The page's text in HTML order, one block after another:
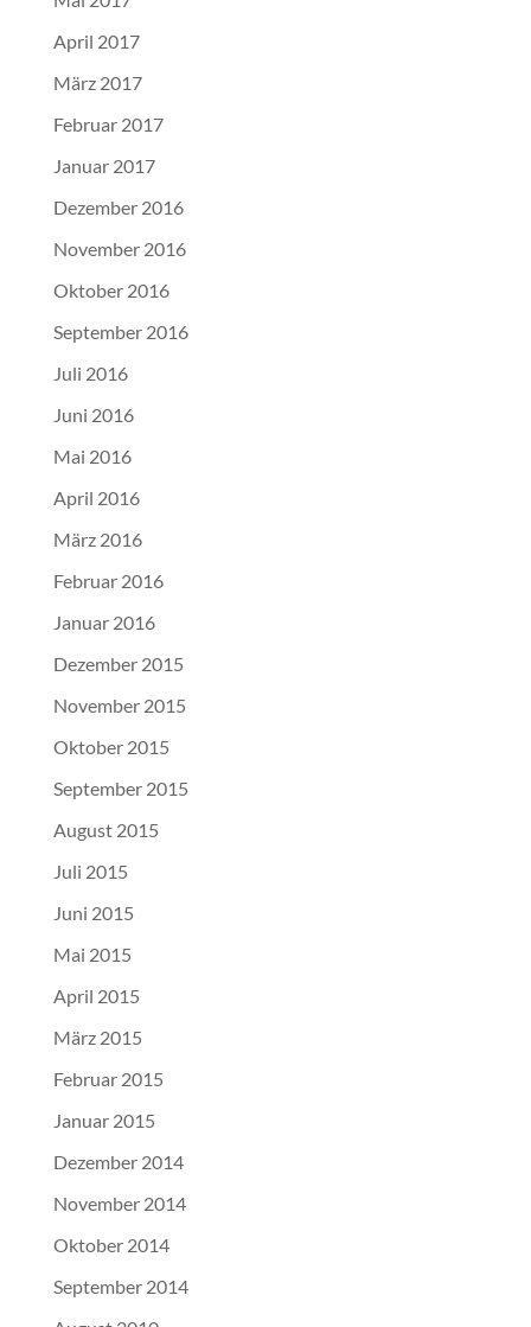
April 2017
März 2017
Februar 2017
Januar 2017
Dezember 2016
November 2016
Oktober 2016
September 2016
Juli 2016
Juni 2016
Mai 2016
April 2016
März 2016
Februar 2016
Januar 2016
Dezember 2015
November 2015
Oktober 2015
September 2015
August 2015
Juli 2015
Juni 2015
Mai 2015
April 2015
März 2015
Februar 2015
Januar 2015
Dezember 2014
November 2014
Oktober 2014
September 2014